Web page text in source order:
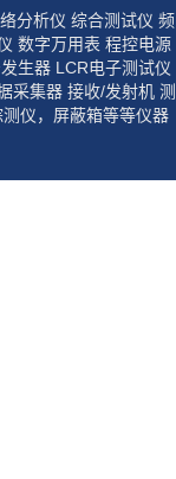
分析仪 综合测试仪 频
数字万用表 程控电源
生器 LCR电子测试仪
采集器 接收/发射机 测
仪，屏蔽箱等等仪器